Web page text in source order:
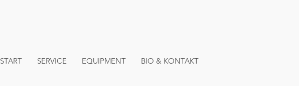
START SERVICE EQUIPMENT BIO & KONTAKT